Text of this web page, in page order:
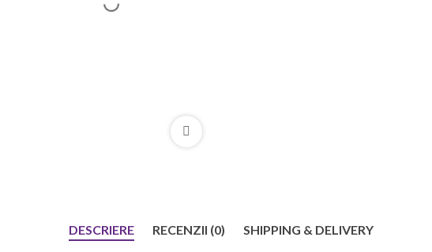
DESCRIERE RECENZII (0) SHIPPING & DELIVERY
Balance,
Infinity –
bumbac și
650,00